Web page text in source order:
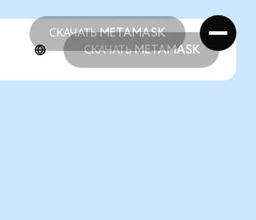
СКАЧАТЬ METAMASK
СКАЧАТЬ METAMASK
СКАЧАТЬ METAMASK